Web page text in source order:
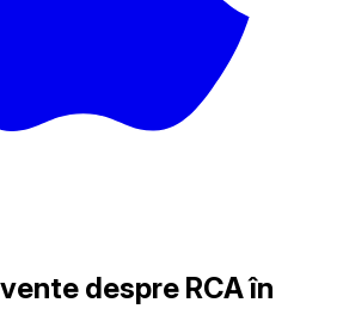
despre RCA în